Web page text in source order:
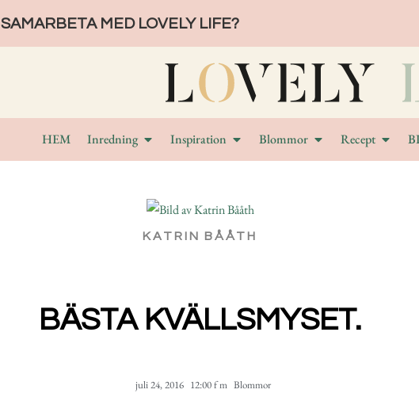
SAMARBETA MED LOVELY LIFE?
HEM Inredning Inspiration Blommor Recept
KATRIN BÅÅTH
BÄSTA KVÄLLSMYSET.
juli 24, 2016 12:00 f m Blommor